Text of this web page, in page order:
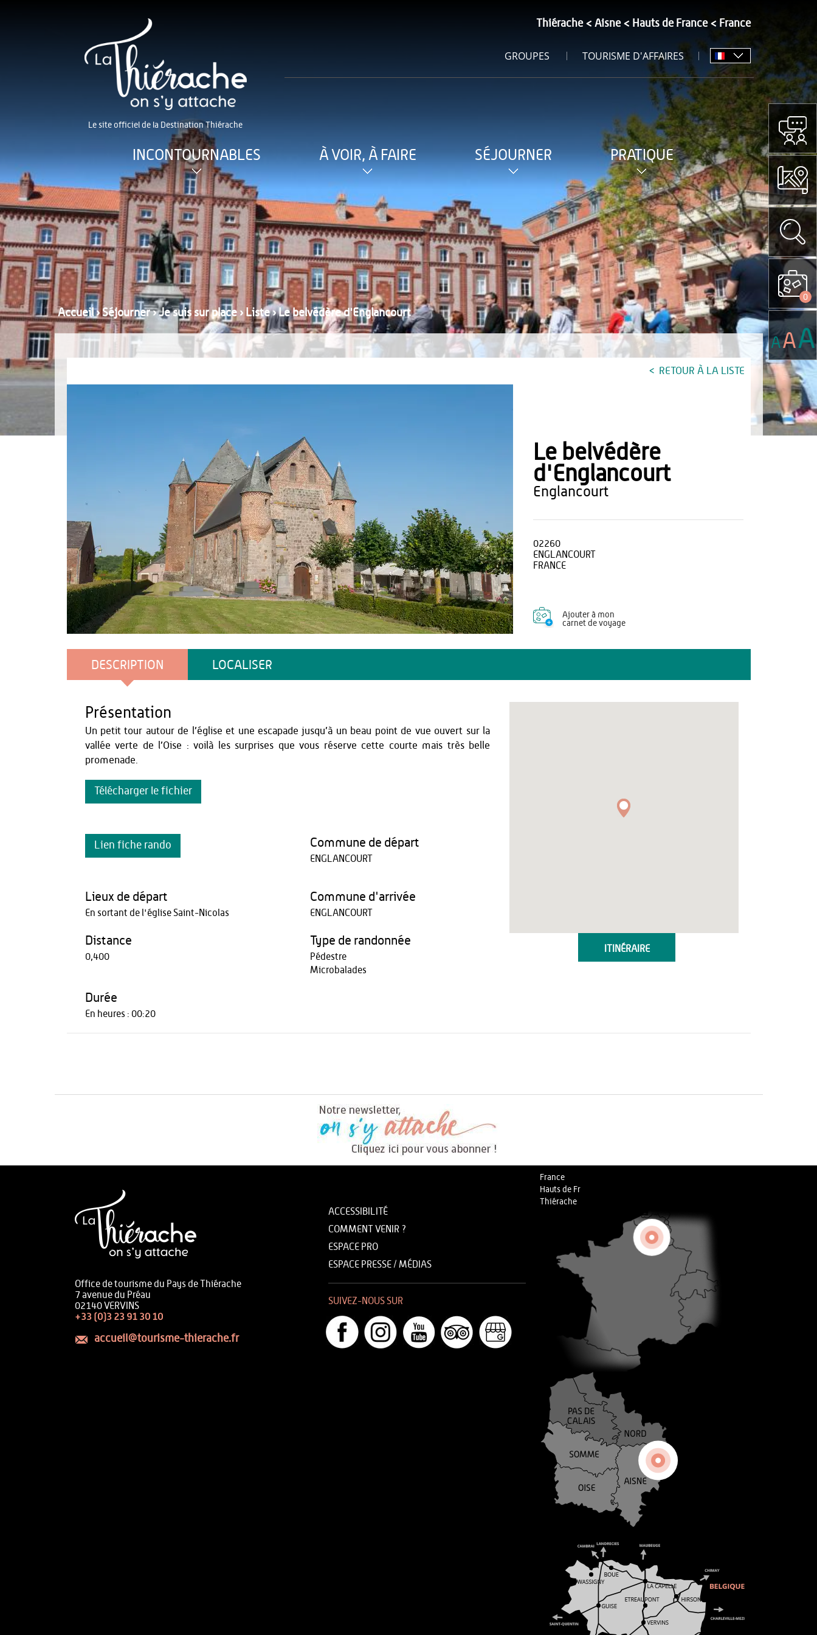
Le site officiel de la Destination Thiérache
Thiérache Aisne Hauts de France France
GROUPES TOURISME D'AFFAIRES
INCONTOURNABLES À VOIR, À FAIRE SÉJOURNER PRATIQUE
Accueil› Séjourner›Je suis sur place › Liste›Le belvédère d'Englancourt
RETOUR À LA LISTE
Le belvédère
d'Englancourt
englancourt
02260
ENGLANCOURT
FRANCE
Ajouter à mon
carnet de voyage
DESCRIPTION LOCALISER
ITINÉRAIRE
Présentation
Un petit tour autour de l’église et une escapade jusqu’à un beau point de vue ouvert sur la
vallée verte de l’Oise : voilà les surprises que vous réserve cette courte mais très belle
promenade.
Télécharger le fichier
Lien fiche rando Commune de départ
ENGLANCOURT
Lieux de départ
En sortant de l'église Saint-Nicolas
Commune d'arrivée
ENGLANCOURT
Distance
0,400
Type de randonnée
Pédestre
Microbalades
Durée
En heures : 00:20
Office de tourisme du Pays de Thiérache
7 avenue du Préau
02140 VERVINS
+33 (0)3 23 91 30 10
accueil@tourisme-thierache.fr
ACCESSIBILITÉ
COMMENT VENIR ?
ESPACE PRO
ESPACE PRESSE / MÉDIAS
SUIVEZ-NOUS SUR
France
Hauts de Fr
Thiérache
0
AAA